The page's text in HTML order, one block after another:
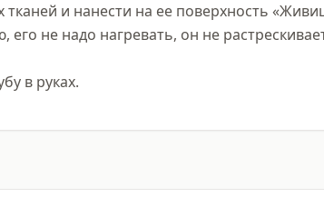
и нанести на ее поверхность
не надо нагревать, он не
в руках.